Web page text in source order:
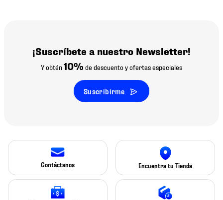
¡Suscríbete a nuestro Newsletter!
Y obtén10% de descuento y ofertas especiales
Suscribirme
Contáctanos Encuentra tu Tienda